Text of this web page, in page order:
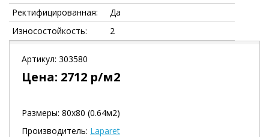
Ректифицированная:
Да
Износостойкость:
2
Артикул: 303580
Цена: 2712 р/м2
Размеры: 80х80 (0.64м2)
Производитель: Laparet